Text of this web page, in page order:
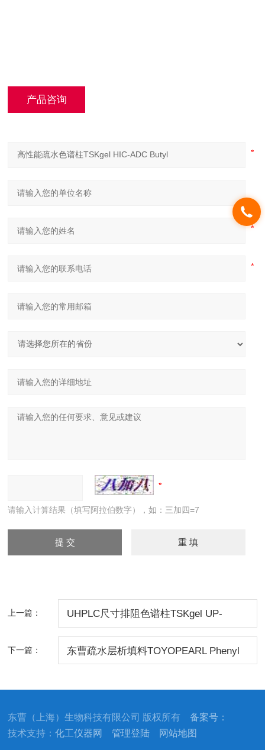
产品咨询
请输入计算结果（填写阿拉伯数字），如：三加四=7
上一篇： UHPLC尺寸排阻色谱柱TSKgel UP-
下一篇： 东曹疏水层析填料TOYOPEARL Phenyl
东曹（上海）生物科技有限公司 版权所有备案号：
技术支持：化工仪器网 管理登陆 网站地图